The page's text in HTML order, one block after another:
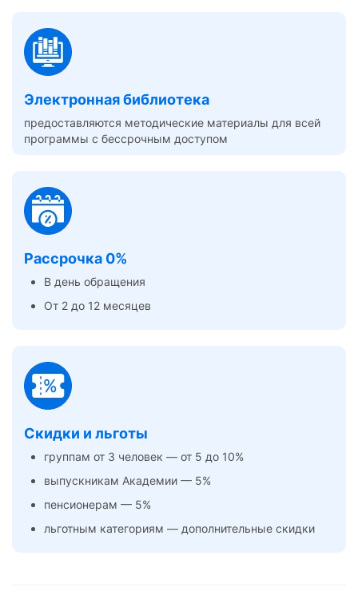
Электронная библиотека
предоставляются методические материалы для всей
программы с бессрочным доступом
Рассрочка 0%
В день обращения
От 2 до 12 месяцев
Скидки и льготы
группам от 3 человек — от 5 до 10%
выпускникам Академии — 5%
пенсионерам — 5%
льготным категориям — дополнительные скидки